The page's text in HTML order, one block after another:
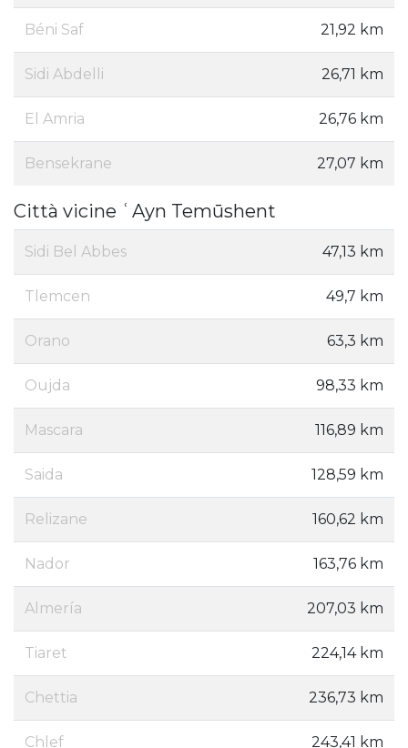
Béni Saf 21,92 km
Sidi Abdelli 26,71 km
El Amria 26,76 km
Bensekrane 27,07 km
Città vicine ʿAyn Temūshent
Sidi Bel Abbes 47,13 km
Tlemcen 49,7 km
Orano 63,3 km
Oujda 98,33 km
Mascara 116,89 km
Saida 128,59 km
Relizane 160,62 km
Nador 163,76 km
Almería 207,03 km
Tiaret 224,14 km
Chettia 236,73 km
Chlef 243,41 km